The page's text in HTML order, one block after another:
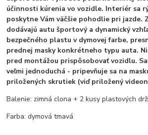
účinnosti kúrenia vo vozidle. Interiér sa
poskytne Vám väčšie pohodlie pri jazde.
dodávajú autu športový a dynamický
bezpečného plastu v dymovej farbe,
prednej masky konkrétneho typu auta.
pred montážou prispôsobovať vozidlu.
veľmi jednoduchá - pripevňuje sa na
priložených skrutiek (viď priložený
Balenie: zimná clona + 2 kusy plastových
Farba: dymová tmavá